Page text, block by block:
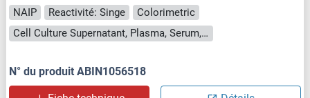
NAIP Reactivité: Singe
Colorimetric
Cell Culture Supernatant, Plasma, Serum, Tissue Homogenate
N° du produit ABIN1056518